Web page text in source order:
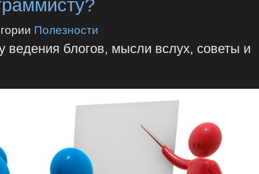
Полезности
ведения блогов, мысли вслух, советы и